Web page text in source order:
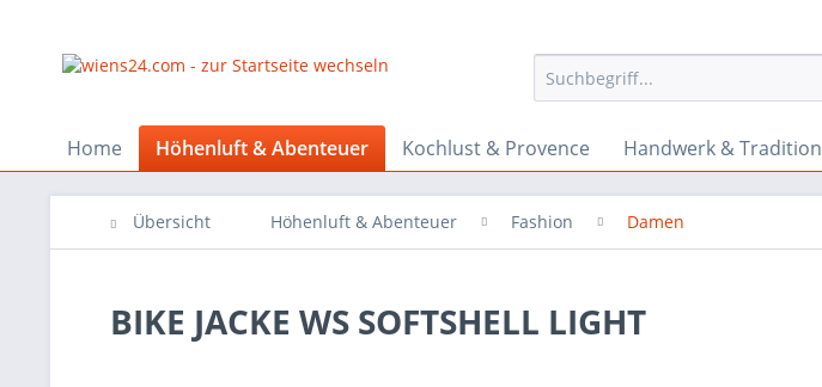
Home Höhenluft & Abenteuer Kochlust & Provence Handwerk & Tradition
Übersicht Höhenluft & Abenteuer Fashion Damen
BIKE JACKE WS SOFTSHELL LIGHT